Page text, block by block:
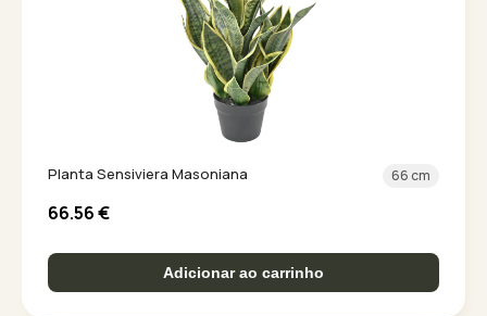
Planta Sensiviera Masoniana 66 cm
66.56€
Adicionar ao carrinho